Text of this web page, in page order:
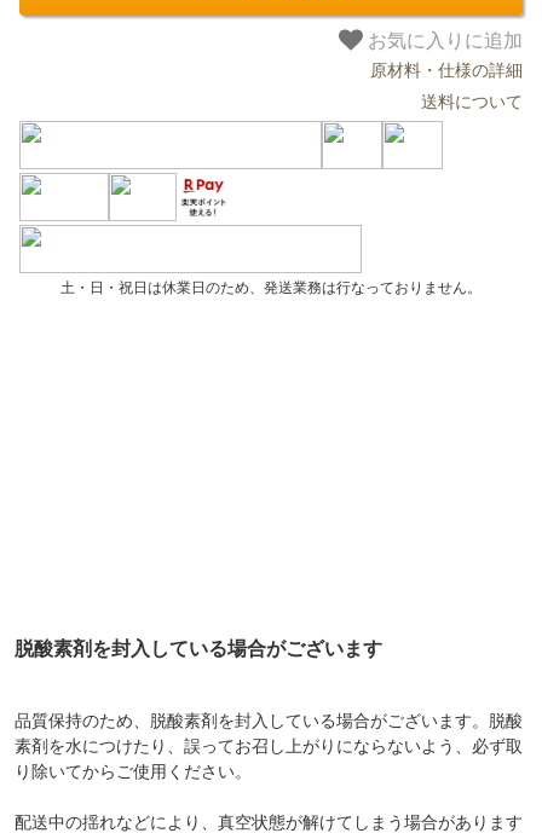
お気に入りに追加
原材料・仕様の詳細
送料について
土・日・祝日は休業日のため、発送業務は行なっておりません。
脱酸素剤を封入している場合がございます
品質保持のため、脱酸素剤を封入している場合がございます。脱酸
素剤を水につけたり、誤ってお召し上がりにならないよう、必ず取
り除いてからご使用ください。
配送中の揺れなどにより、真空状態が解けてしまう場合があります